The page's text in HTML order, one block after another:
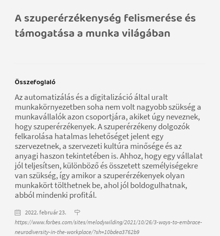
A szuperérzékenység felismerése és
támogatása a munka világában
Összefoglaló
Az automatizálás és a digitalizáció által uralt
munkakörnyezetben soha nem volt nagyobb szükség a
munkavállalók azon csoportjára, akiket úgy neveznek,
hogy szuperérzékenyek. A szuperérzékeny dolgozók
felkarolása hatalmas lehetőséget jelent egy
szervezetnek, a szervezeti kultúra minősége és az
anyagi haszon tekintetében is. Ahhoz, hogy egy vállalat
jól teljesítsen, különböző és összetett személyiségekre
van szükség, így amikor a szuperérzékenyek olyan
munkakört tölthetnek be, ahol jól boldogulhatnak,
abból mindenki profitál.
2022. február 23.
https://www.forbes.com/sites/melodywilding/2021/10/26/3-ways-to-embrace-
neurodiversity-in-the-workplace/?sh=10bdea3762b9